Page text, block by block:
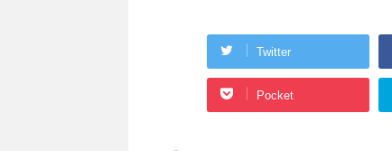
Twitter
Pocket